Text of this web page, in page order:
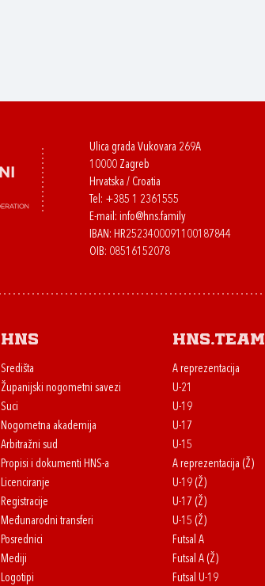
Ulica grada Vukovara 269A
10000 Zagreb
Hrvatska / Croatia
Tel: +385 1 2361555
E-mail: info@hns.family
IBAN: HR2523400091100187844
OIB: 08516152078
HNS
Središta
Županijski nogometni savezi
Suci
Nogometna akademija
Arbitražni sud
Propisi i dokumenti HNS-a
Licenciranje
Registracije
Međunarodni transferi
Posrednici
Mediji
Logotipi
HNS.team
A reprezentacija
U-21
U-19
U-17
U-15
A reprezentacija (Ž)
U-19 (Ž)
U-17 (Ž)
U-15 (Ž)
Futsal A
Futsal A (Ž)
Futsal U-19